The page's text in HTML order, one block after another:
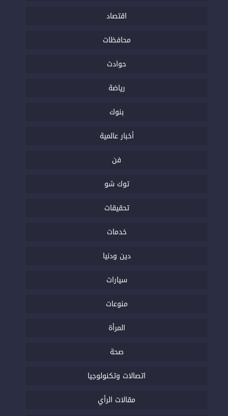
اقتصاد
محافظات
حوادث
رياضة
بنوك
أخبار عالمية
فن
توك شو
تحقيقات
خدمات
دين ودنيا
سيارات
منوعات
المرأة
صحة
اتصالات وتكنولوجيا
مقالات الرأي